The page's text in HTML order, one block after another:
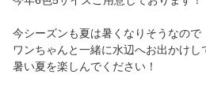
今シーズンも夏は暑くなりそうなので
ワンちゃんと一緒に水辺へお出かけし
暑い夏を楽しんでください！